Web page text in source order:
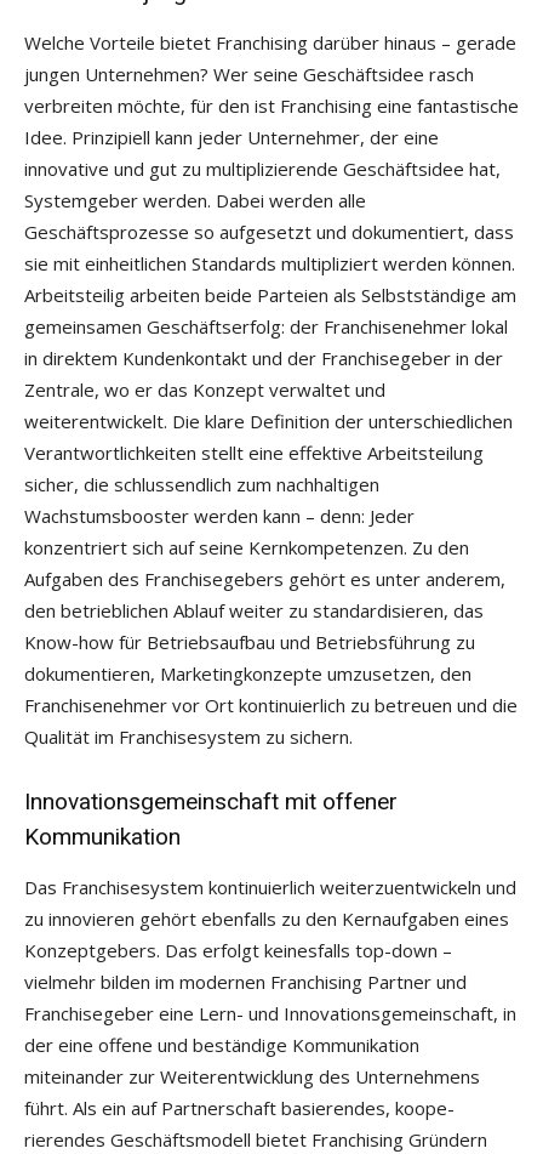
Welche Vorteile bietet Franchising darüber hinaus – gerade
jungen Unternehmen? Wer seine Geschäftsidee rasch
verbreiten möchte, für den ist Franchising eine fantastische
Idee. Prinzipiell kann jeder Unternehmer, der eine
innovative und gut zu multiplizierende Geschäftsidee hat,
Systemgeber werden. Dabei werden alle
Geschäftsprozesse so aufgesetzt und dokumentiert, dass
sie mit einheitlichen Standards multipliziert werden können.
Arbeitsteilig arbeiten beide Parteien als Selbstständige am
gemein­samen Geschäftserfolg: der Franchisenehmer lokal
in direk­tem Kundenkontakt und der Franchisegeber in der
Zen­trale, wo er das Konzept verwaltet und
weiterentwickelt. Die ­klare Definition der unterschiedlichen
Verantwortlichkeiten stellt eine effektive Arbeitsteilung
sicher, die schlussendlich zum nachhaltigen
Wachstumsbooster werden kann – denn: Jeder
konzentriert sich auf seine Kernkompetenzen. Zu den
Aufgaben des Franchisegebers gehört es unter anderem,
den betrieblichen Ablauf weiter zu standardisieren, das
Know-how für Betriebs­aufbau und Betriebsführung zu
dokumentieren, Marketing­konzepte umzusetzen, den
Franchisenehmer vor Ort kontinuierlich zu betreuen und die
Qualität im Franchisesystem zu sichern.
Innovationsgemeinschaft mit offener
Kommunikation
Das Franchisesystem kontinuierlich weiterzuentwickeln und
zu innovieren gehört ebenfalls zu den Kernaufgaben eines
Konzeptgebers. Das erfolgt keinesfalls top-down –
vielmehr bilden im modernen Franchising Partner und
Franchisegeber eine Lern- und Innovationsgemeinschaft, in
der eine offene und bestän­dige Kommunikation
miteinander zur Weiterentwicklung des Unternehmens
führt. Als ein auf Partnerschaft basierendes, koope­
rierendes Geschäftsmodell bietet Franchising Gründern